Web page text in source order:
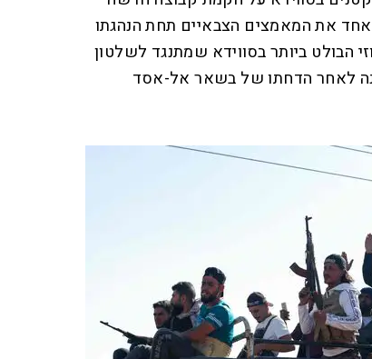
את המאמצים הצבאיים תחת הנהגתו
הבולט ביותר בסווידא שמתנגד לשלטון
לאחר הדחתו של בשאר אל-אסד